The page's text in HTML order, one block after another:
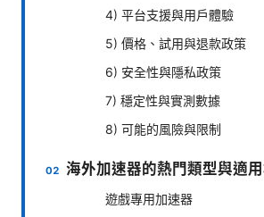
4) 平台支援與用戶體驗
5) 價格、試用與退款政策
6) 安全性與隱私政策
7) 穩定性與實測數據
8) 可能的風險與限制
海外加速器的熱門類型與適
遊戲專用加速器